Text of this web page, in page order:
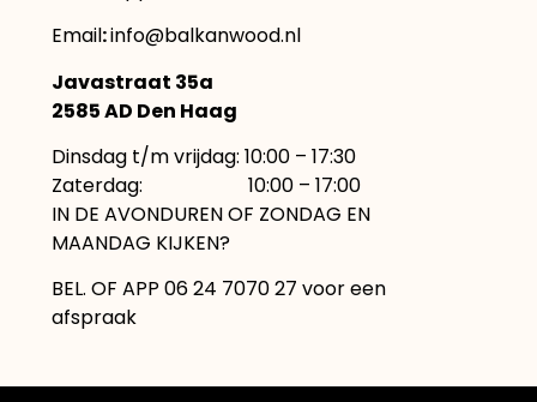
Email:info@balkanwood.nl
Javastraat 35a
2585 AD Den Haag
Dinsdag t/m vrijdag: 10:00 – 17:30
Zaterdag: 10:00 – 17:00
IN DE AVONDUREN OF ZONDAG EN
MAANDAG KIJKEN?
BEL. OF APP 06 24 7070 27 voor een
afspraak